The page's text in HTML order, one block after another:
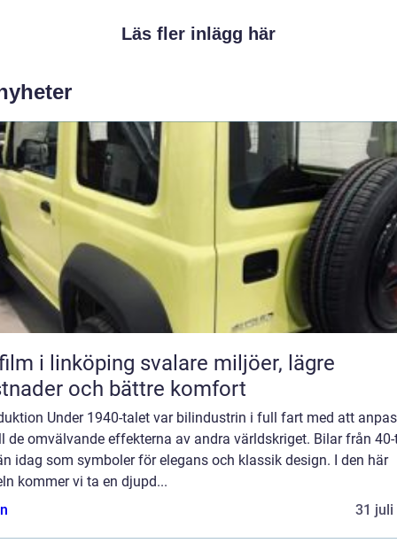
Läs fler inlägg här
svalare miljöer, lägre
och bättre komfort
Under 1940-talet var bilindustrin i full fart med att
de omvälvande effekterna av andra världskriget. Bilar från
idag som symboler för elegans och klassik design. I den här
kommer vi ta en djupd...
31 juli